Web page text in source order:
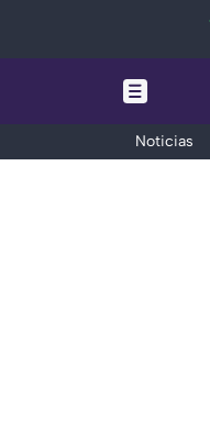
Noticias